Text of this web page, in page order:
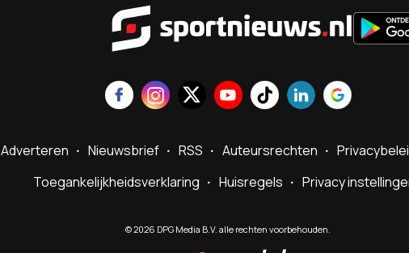
Adverteren Nieuwsbrief RSS Auteursrechten
Toegankelijkheidsverklaring
Huisregels Privacy
©2026 DPG Media B.V. alle rechten voorbehouden.